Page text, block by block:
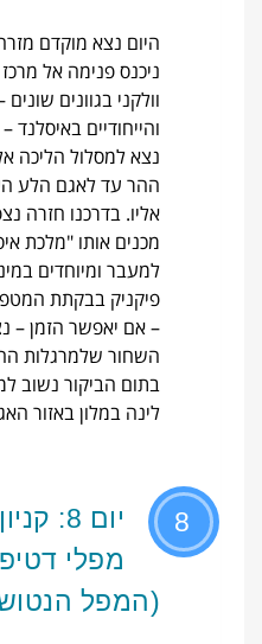
היום נצא מוקדם
ניכנס פנימה אל
וולקני בגוונים
והייחודיים
נצא למסלול הליכה
ההר עד לאגם הלע
אליו. בדרכנו חזרה
מכנים אותו "מלכת
למעבר ומיוחדים
פיקניק בבקתת
– אם יאפשר הזמן –
השחור שלמרגלות
בתום הביקור נשוב
לינה במלון באזור
8
יום 8:
מפלי
(המפל